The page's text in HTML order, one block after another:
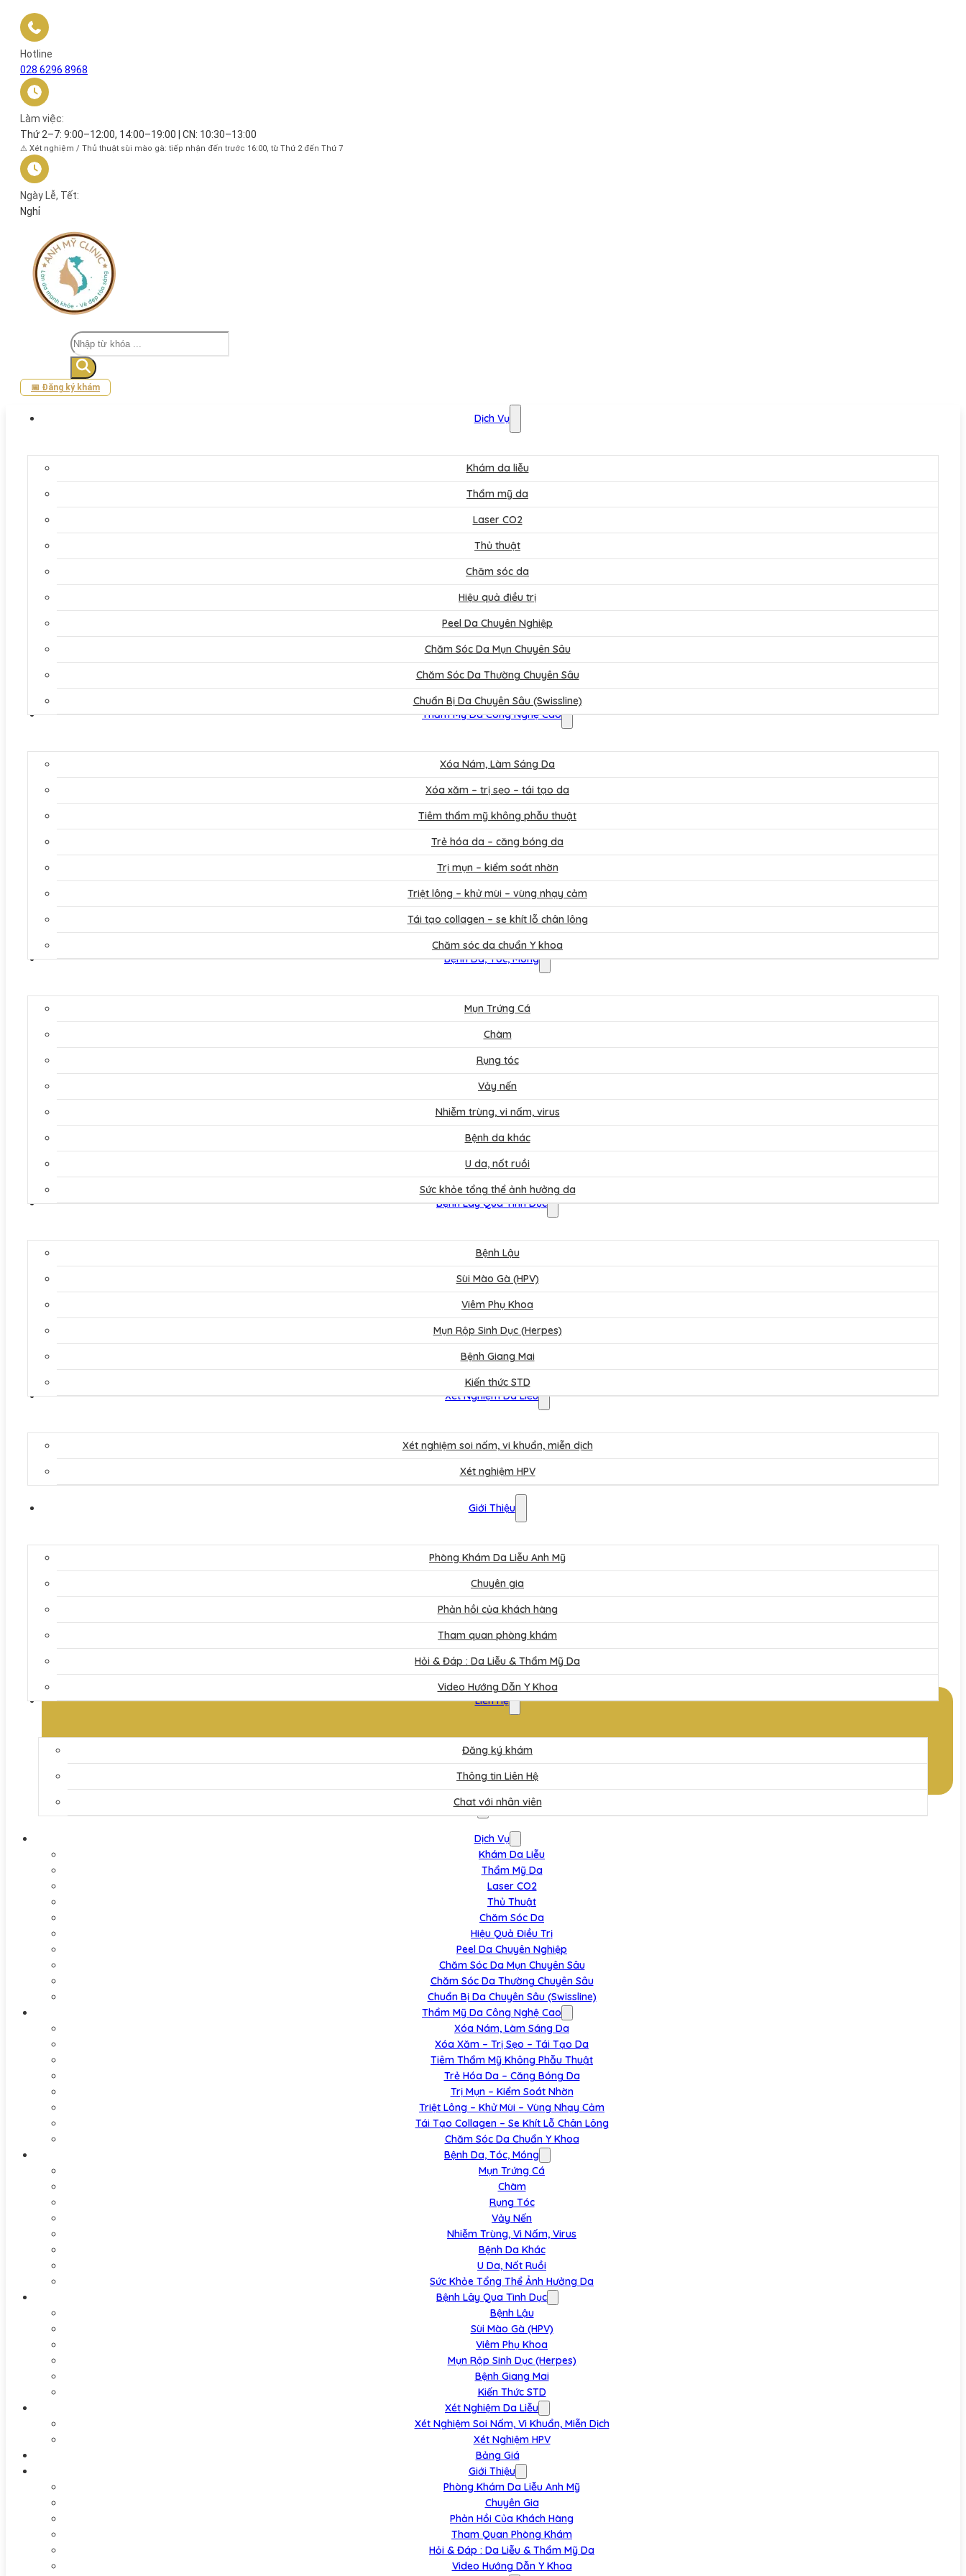
Hotline
028 6296 8968
Làm việc:
Thứ 2–7: 9:00–12:00, 14:00–19:00 | CN: 10:30–13:00
⚠ Xét nghiệm / Thủ thuật sùi mào gà: tiếp nhận đến trước 16:00, từ Thứ 2 đến Thứ 7
Ngày Lễ, Tết:
Nghỉ
Tìm
kiếm
📅 Đăng ký khám
Dịch Vụ
Khám da liễu
Thẩm mỹ da
Laser CO2
Thủ thuật
Chăm sóc da
Hiệu quả điều trị
Peel Da Chuyên Nghiệp
Chăm Sóc Da Mụn Chuyên Sâu
Chăm Sóc Da Thường Chuyên Sâu
Chuẩn Bị Da Chuyên Sâu (Swissline)
Thẩm Mỹ Da Công Nghệ Cao
Xóa Nám, Làm Sáng Da
Xóa xăm – trị sẹo – tái tạo da
Tiêm thẩm mỹ không phẫu thuật
Trẻ hóa da – căng bóng da
Trị mụn – kiểm soát nhờn
Triệt lông – khử mùi – vùng nhạy cảm
Tái tạo collagen – se khít lỗ chân lông
Chăm sóc da chuẩn Y khoa
Bệnh Da, Tóc, Móng
Mụn Trứng Cá
Chàm
Rụng tóc
Vảy nến
Nhiễm trùng, vi nấm, virus
Bệnh da khác
U da, nốt ruồi
Sức khỏe tổng thể ảnh hưởng da
Bệnh Lây Qua Tình Dục
Bệnh Lậu
Sùi Mào Gà (HPV)
Viêm Phụ Khoa
Mụn Rộp Sinh Dục (Herpes)
Bệnh Giang Mai
Kiến thức STD
Xét Nghiệm Da Liễu
Xét nghiệm soi nấm, vi khuẩn, miễn dịch
Xét nghiệm HPV
Bảng Giá
Giới Thiệu
Phòng Khám Da Liễu Anh Mỹ
Chuyên gia
Phản hồi của khách hàng
Tham quan phòng khám
Hỏi & Đáp : Da Liễu & Thẩm Mỹ Da
Video Hướng Dẫn Y Khoa
Liên Hệ
Đăng ký khám
Thông tin Liên Hệ
Chat với nhân viên
Dịch Vụ
Khám Da Liễu
Thẩm Mỹ Da
Laser CO2
Thủ Thuật
Chăm Sóc Da
Hiệu Quả Điều Trị
Peel Da Chuyên Nghiệp
Chăm Sóc Da Mụn Chuyên Sâu
Chăm Sóc Da Thường Chuyên Sâu
Chuẩn Bị Da Chuyên Sâu (Swissline)
Thẩm Mỹ Da Công Nghệ Cao
Xóa Nám, Làm Sáng Da
Xóa Xăm – Trị Sẹo – Tái Tạo Da
Tiêm Thẩm Mỹ Không Phẫu Thuật
Trẻ Hóa Da – Căng Bóng Da
Trị Mụn – Kiểm Soát Nhờn
Triệt Lông – Khử Mùi – Vùng Nhạy Cảm
Tái Tạo Collagen – Se Khít Lỗ Chân Lông
Chăm Sóc Da Chuẩn Y Khoa
Bệnh Da, Tóc, Móng
Mụn Trứng Cá
Chàm
Rụng Tóc
Vảy Nến
Nhiễm Trùng, Vi Nấm, Virus
Bệnh Da Khác
U Da, Nốt Ruồi
Sức Khỏe Tổng Thể Ảnh Hưởng Da
Bệnh Lây Qua Tình Dục
Bệnh Lậu
Sùi Mào Gà (HPV)
Viêm Phụ Khoa
Mụn Rộp Sinh Dục (Herpes)
Bệnh Giang Mai
Kiến Thức STD
Xét Nghiệm Da Liễu
Xét Nghiệm Soi Nấm, Vi Khuẩn, Miễn Dịch
Xét Nghiệm HPV
Bảng Giá
Giới Thiệu
Phòng Khám Da Liễu Anh Mỹ
Chuyên Gia
Phản Hồi Của Khách Hàng
Tham Quan Phòng Khám
Hỏi & Đáp : Da Liễu & Thẩm Mỹ Da
Video Hướng Dẫn Y Khoa